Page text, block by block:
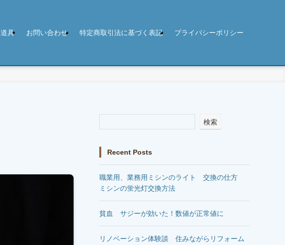
道具 お問い合わせ 特定商取引法に基づく表記 プライバシーポリシー
検索
Recent Posts
職業用、業務用ミシンのライト 交換の仕方
ミシンの蛍光灯交換方法
貧血 サジーが効いた！数値が正常値に
リノベーション体験談 住みながらリフォーム